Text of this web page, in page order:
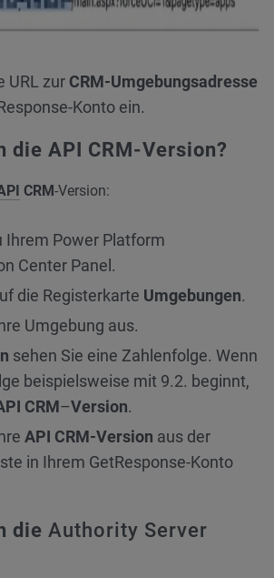
URL zur CRM-Umgebungsadresse
Konto ein.
die API CRM-Version?
CRM-Version:
Ihrem Power Platform
Center Panel.
die Registerkarte Umgebungen.
Umgebung aus.
sehen Sie eine Zahlenfolge. Wenn
beispielsweise mit 9.2. beginnt,
CRM–Version.
API CRM-Version aus der
in Ihrem GetResponse-Konto
die Authority Server